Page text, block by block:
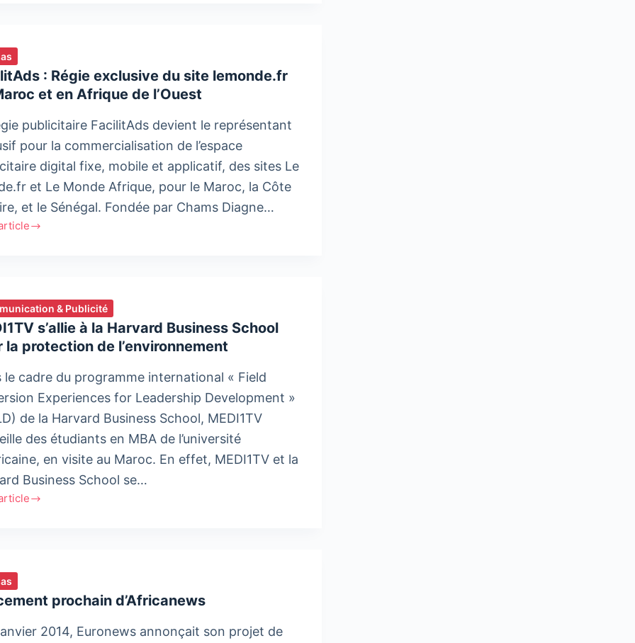
: Régie exclusive du site lemonde.fr
et en Afrique de l’Ouest
publicitaire FacilitAds devient le représentant
pour la commercialisation de l’espace
digital fixe, mobile et applicatif, des sites Le
et Le Monde Afrique, pour le Maroc, la Côte
et le Sénégal. Fondée par Chams Diagne…
:
& Publicité
s’allie à la Harvard Business School
la protection de l’environnement
le cadre du programme international « Field
Experiences for Leadership Development »
de la Harvard Business School, MEDI1TV
des étudiants en MBA de l’université
en visite au Maroc. En effet, MEDI1TV et la
Business School se…
prochain d’Africanews
2014, Euronews annonçait son projet de